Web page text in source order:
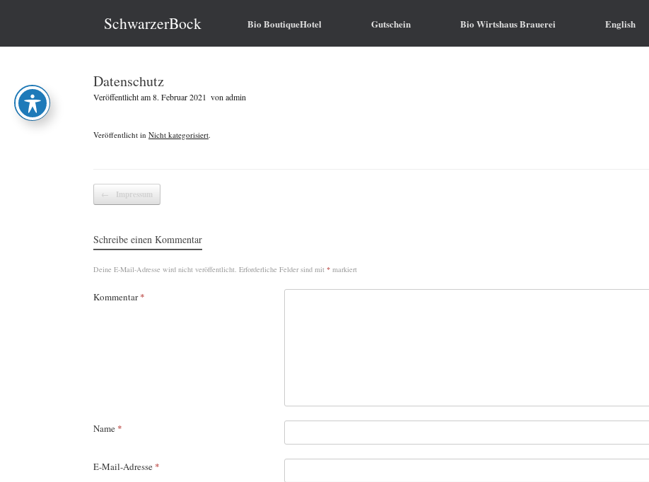
SchwarzerBock Bio BoutiqueHotel Gutschein Bio Wirtshaus Brauerei English
Datenschutz
Veröffentlicht am8. Februar 2021 von admin
Veröffentlicht in Nicht kategorisiert.
Beitragsnavigation
← Impressum
Schreibe einen Kommentar
Deine E-Mail-Adresse wird nicht veröffentlicht. Erforderliche Felder sind mit * markiert
Kommentar*
Name *
E-Mail-Adresse *